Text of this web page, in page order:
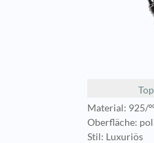
Material: 925/
Oberfläche:
Stil: Luxuriös